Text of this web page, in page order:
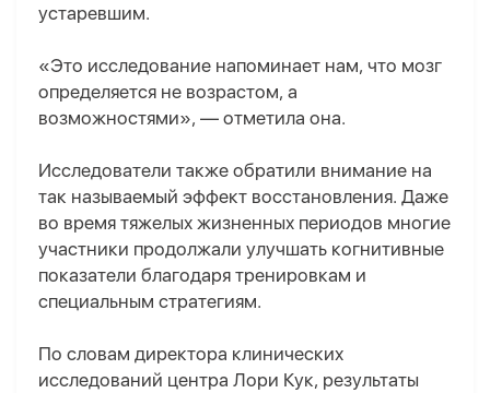
устаревшим.
«Это исследование напоминает нам, что мозг
определяется не возрастом, а
возможностями», — отметила она.
Исследователи также обратили внимание на
так называемый эффект восстановления. Даже
во время тяжелых жизненных периодов многие
участники продолжали улучшать когнитивные
показатели благодаря тренировкам и
специальным стратегиям.
По словам директора клинических
исследований центра Лори Кук, результаты